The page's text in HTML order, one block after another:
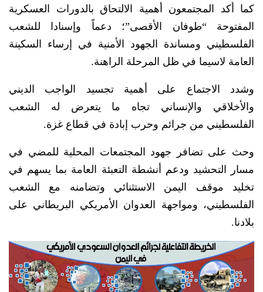
كما أكد المجتمعون أهمية الالتحاق بالدورات العسكرية
المفتوحة “طوفان الأقصى”؛ دعماً وإسنادا للشعب
الفلسطيني ومساندة الجهود الأمنية في إرساء السكينة
العامة لاسيما في ظل المرحلة الراهنة.
وشدد الاجتماع على أهمية تجسيد الواجب الديني
والأخلاقي والإنساني تجاه ما يتعرض له الشعب
الفلسطيني من جرائم وحرب إبادة في قطاع غزة.
وحث على تضافر جهود المجتمعات المحلية للمضي في
مسار التحشيد ودعم أنشطة التعبئة العامة بما يسهم في
تخليد موقف اليمن الاستثنائي وتضامنه مع الشعب
الفلسطيني، ومواجهة العدوان الأمريكي البريطاني على
بلادنا.